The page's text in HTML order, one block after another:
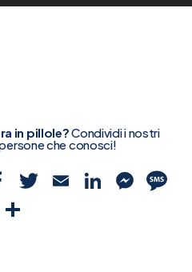
in pillole?Condividi i nostri
che conosci!
Facebook
Twitter
Email